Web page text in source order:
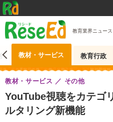
教育業界ニュース
教材・サービス 教育行政
YouTube視聴をカテゴ
ルタリング新機能
教材・サービス その他